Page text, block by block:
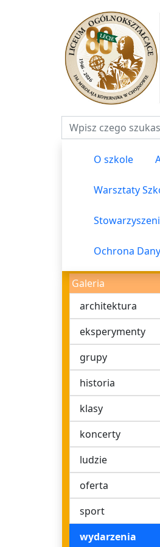
Fraza do
O szkole
Warsztaty
Ochrona
Galeria
architektura
eksperymenty
grupy
historia
klasy
koncerty
ludzie
oferta
sport
wydarzenia